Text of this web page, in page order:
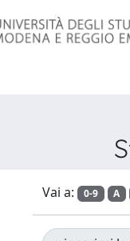
Vai a: 0-9 A